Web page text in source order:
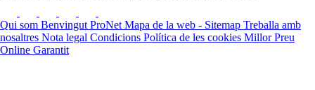
Qui som Benvingut ProNet Mapa de la web - Sitemap Treballa amb
nosaltres Nota legal Condicions Política de les cookies Millor Preu
Online Garantit